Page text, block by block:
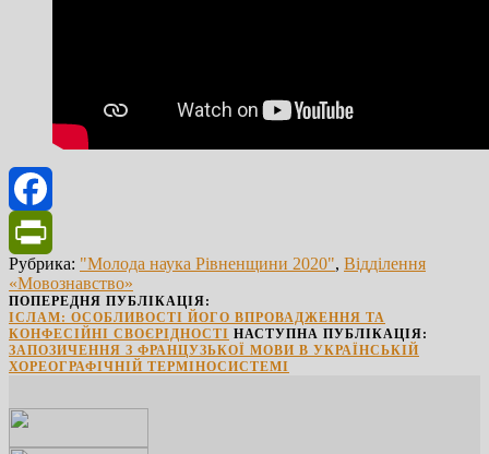
Facebook
PrintFriendly
Рубрика: "Молода наука Рівненщини 2020", Відділення
«Мовознавство»
ПОПЕРЕДНЯ ПУБЛІКАЦІЯ:
ІСЛАМ: ОСОБЛИВОСТІ ЙОГО ВПРОВАДЖЕННЯ ТА
КОНФЕСІЙНІ СВОЄРІДНОСТІ НАСТУПНА ПУБЛІКАЦІЯ:
ЗАПОЗИЧЕННЯ З ФРАНЦУЗЬКОЇ МОВИ В УКРАЇНСЬКІЙ
ХОРЕОГРАФІЧНІЙ ТЕРМІНОСИСТЕМІ